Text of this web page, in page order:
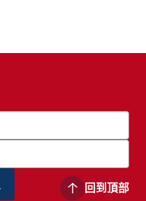
回到頂部